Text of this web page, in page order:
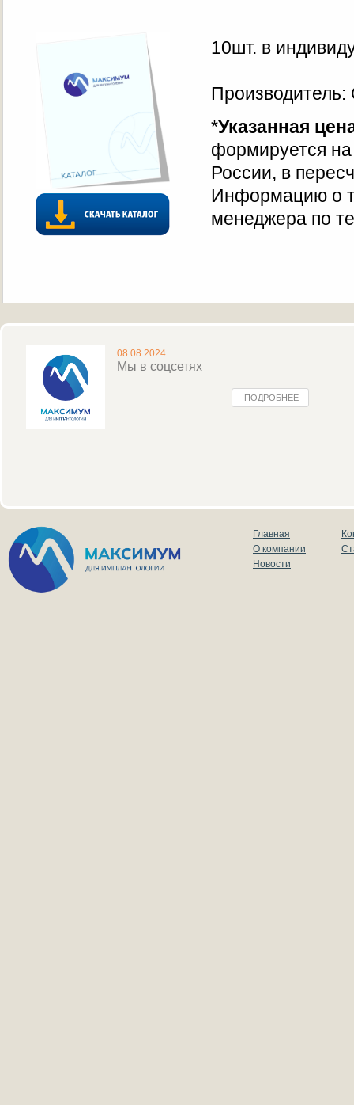
10шт. в
Производитель:
*Указанная
формируется на
России, в
Информацию о
менеджера по
08.08.2024
Мы в соцсетях
ПОДРОБНЕЕ
Главная
О компании
Новости